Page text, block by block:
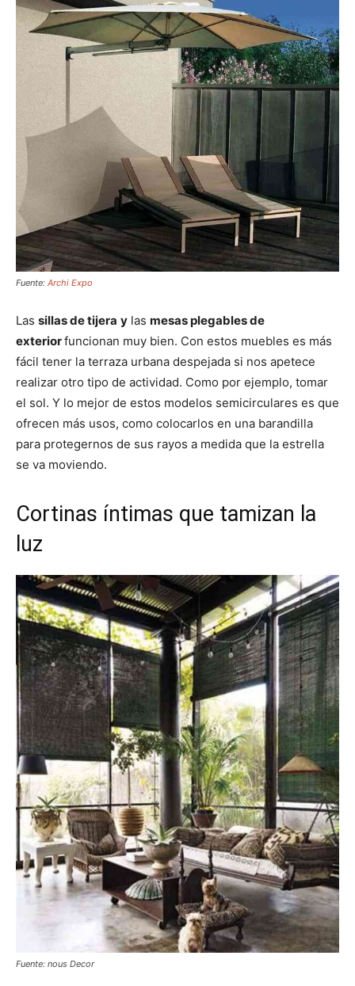
Fuente: Archi Expo
Las sillas de tijera y las mesas plegables de
exteriorfuncionan muy bien. Con estos muebles es más
fácil tener la terraza urbana despejada si nos apetece
realizar otro tipo de actividad. Como por ejemplo, tomar
el sol. Y lo mejor de estos modelos semicirculares es que
ofrecen más usos, como colocarlos en una barandilla
para protegernos de sus rayos a medida que la estrella
se va moviendo.
Cortinas íntimas que tamizan la
luz
Fuente: nous Decor